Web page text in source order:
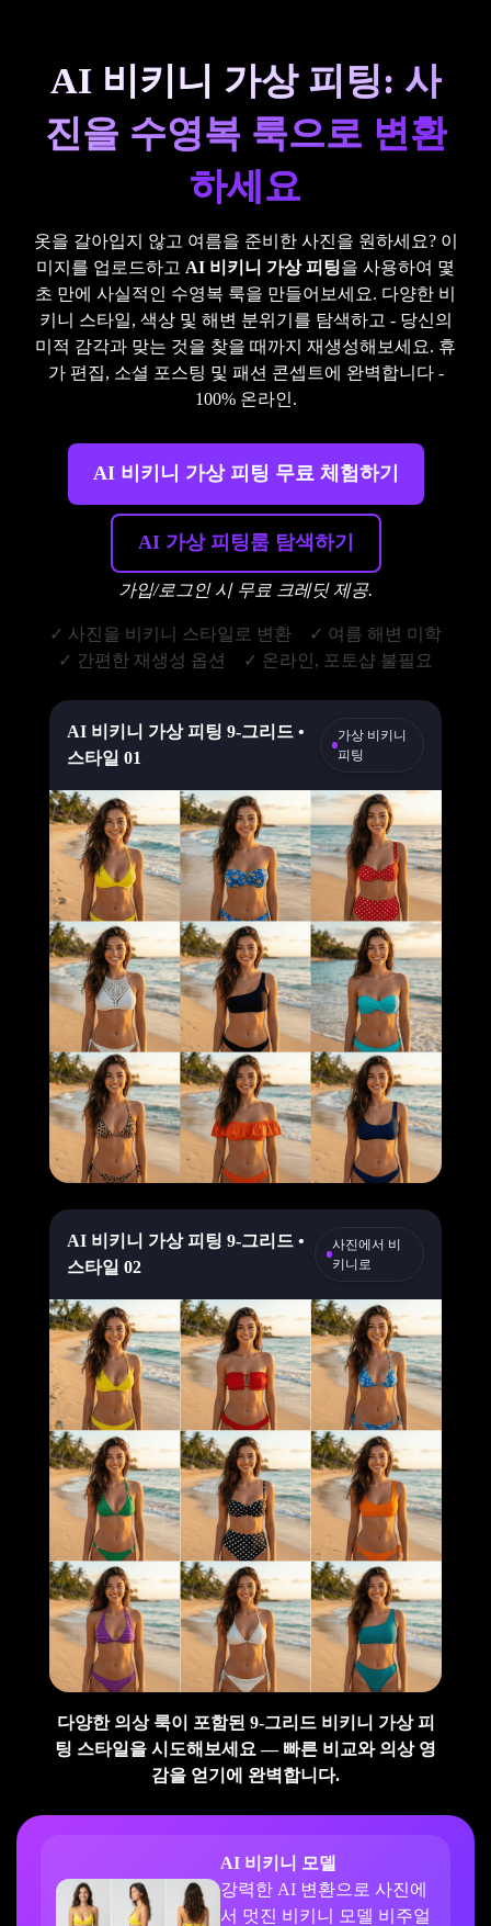
AI 비키니 가상 피팅: 사
진을 수영복 룩으로 변환
하세요
옷을 갈아입지 않고 여름을 준비한 사진을 원하세요? 이
미지를 업로드하고 AI 비키니 가상 피팅을 사용하여 몇
초 만에 사실적인 수영복 룩을 만들어보세요. 다양한 비
키니 스타일, 색상 및 해변 분위기를 탐색하고 - 당신의
미적 감각과 맞는 것을 찾을 때까지 재생성해보세요. 휴
가 편집, 소셜 포스팅 및 패션 콘셉트에 완벽합니다 -
100% 온라인.
AI 비키니 가상 피팅 무료 체험하기
AI 가상 피팅룸 탐색하기
가입/로그인 시 무료 크레딧 제공.
✓ 사진을 비키니 스타일로 변환
✓ 여름 해변 미학
✓ 간편한 재생성 옵션
✓ 온라인, 포토샵 불필요
AI 비키니 가상 피팅 9-그리드 •
스타일 01
가상 비키니
피팅
AI 비키니 가상 피팅 9-그리드 •
스타일 02
사진에서 비
키니로
다양한 의상 룩이 포함된 9-그리드 비키니 가상 피
팅 스타일을 시도해보세요 — 빠른 비교와 의상 영
감을 얻기에 완벽합니다.
AI 비키니 모델
강력한 AI 변환으로 사진에
서 멋진 비키니 모델 비주얼